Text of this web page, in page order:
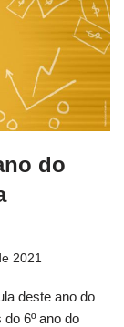
do
2021
deste ano do
6º ano do